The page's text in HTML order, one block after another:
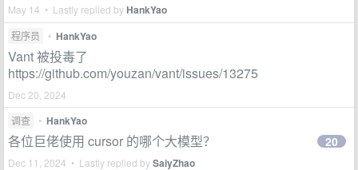
May 14 • Lastly replied byHankYao
程序员 • HankYao
Vant 被投毒了
https://github.com/youzan/vant/issues/13275
Dec 20, 2024
调查
• HankYao
各位巨佬使用 cursor 的哪个大模型？
Dec 11, 2024 • Lastly replied bySaiyZhao
20